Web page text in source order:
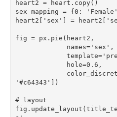
heart2 = heart . copy( )
sex_mapping = {0 : 'Female'
heart2 [ 'sex' ] = heart2 [
fig = px . pie ( heart2 ,
             names
='sex' ,
             template
=
             hole
=0.6 ,
'#c64343' ] )
# layout
fig . update_layout (